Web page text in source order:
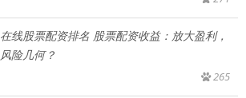
在线股票配资排名 股票配资收益：放大盈利，
风险几何？
265